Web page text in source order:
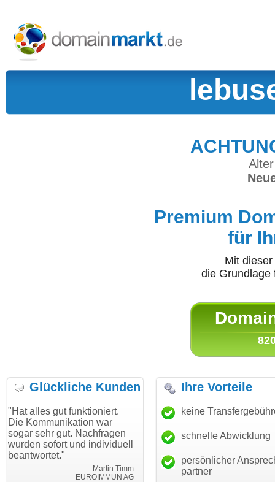
Premium
für
Mit
die
Glückliche Kunden
funktioniert.
war
Nachfragen
und individuell
EUROIMMUN AG
"Danke für den schnellen
Transfer und guten Service!"
Thomas Schäfer
i can eckert communication GmbH
"Ich bin
haben.
mein
Ihre Vorteile
keine
schnelle Abwicklung
persönlicher
partner